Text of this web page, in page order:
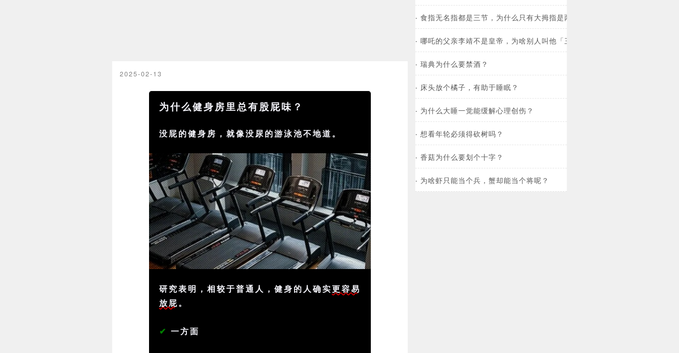
2025-02-13
为什么健身房里总有股屁味？
没屁的健身房，就像没尿的游泳池不地道。
研究表明，相较于普通人，健身的人确实更容易
放屁。
✔ 一方面
· 食指无名指都是三节，为什么只有大拇指是两节？
· 哪吒的父亲李靖不是皇帝，为啥别人叫他「三太子」？
· 瑞典为什么要禁酒？
· 床头放个橘子，有助于睡眠？
· 为什么大睡一觉能缓解心理创伤？
· 想看年轮必须得砍树吗？
· 香菇为什么要划个十字？
· 为啥虾只能当个兵，蟹却能当个将呢？